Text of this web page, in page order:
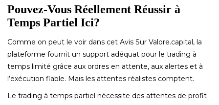
Pouvez-Vous Réellement Réussir à
Temps Partiel Ici?
Comme on peut le voir dans cet Avis Sur Valore.capital, la
plateforme fournit un support adéquat pour le trading à
temps limité grâce aux ordres en attente, aux alertes et à
l’exécution fiable. Mais les attentes réalistes comptent.
Le trading à temps partiel nécessite des attentes de profit